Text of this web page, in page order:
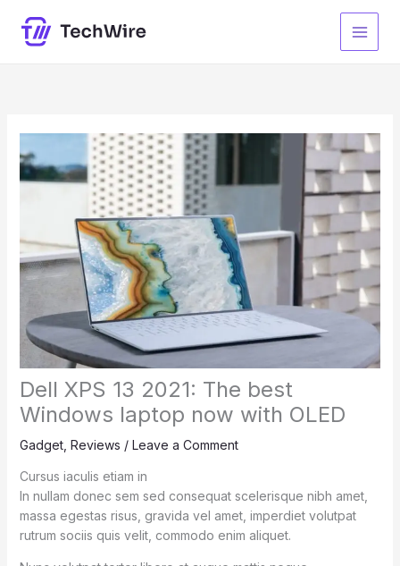
content
Dell XPS 13 2021: The best
Windows laptop now with OLED
Gadget, Reviews / Leave a Comment
Cursus iaculis etiam in
In nullam donec sem sed consequat scelerisque nibh amet,
massa egestas risus, gravida vel amet, imperdiet volutpat
rutrum sociis quis velit, commodo enim aliquet.